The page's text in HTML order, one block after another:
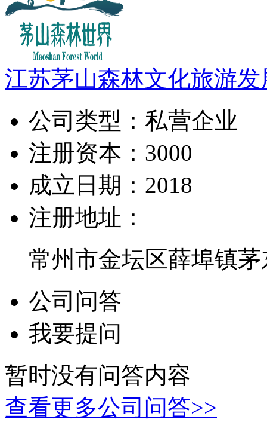
江苏茅山森林文化旅游
公司类型： 私营企业
注册资本： 3000
成立日期： 2018
注册地址：
常州市金坛区薛埠镇
公司问答
我要提问
暂时没有问答内容
查看更多公司问答>>